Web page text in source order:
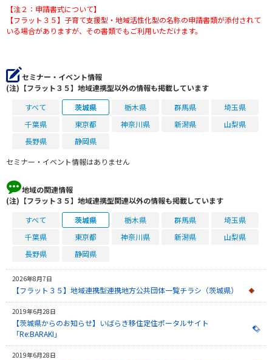
【注２：申請書式について】
【フラット３５】子育て支援型・地域活性化型の名称の申請書類が添付されて
いる場合がありますが、その書類でもご利用いただけます。
セミナー・イベント情報
(注)【フラット３５】地域連携型以外の情報も掲載しています
すべて
茨城県 栃木県 群馬県
埼玉県
千葉県
東京都 神奈川県 新潟県
山梨県
長野県
静岡県
セミナー・イベント情報はありません
地域の関連情報
(注)【フラット３５】地域連携型関連以外の情報も掲載しています
すべて
茨城県 栃木県 群馬県
埼玉県
千葉県
東京都 神奈川県 新潟県
山梨県
長野県
静岡県
2026年8月7日
【フラット３５】地域連携型連携地方公共団体一覧チラシ（茨城県）
2019年6月28日
【茨城県からのお知らせ】いばらき移住定住ポータルサイト
「Re:BARAKI」
2019年6月28日